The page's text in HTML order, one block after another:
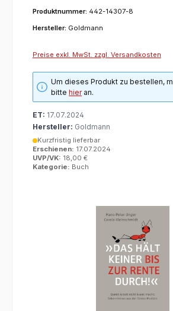
Produktnummer: 442-14307-8
Hersteller: Goldmann
Preise exkl. MwSt. zzgl. Versandkosten
Um dieses Produkt zu bestellen,
bittehieran.
ET: 17.07.2024
Hersteller: Goldmann
Kurzfristig lieferbar
Erschienen: 17.07.2024
UVP/VK: 18,00 €
Kategorie: Buch